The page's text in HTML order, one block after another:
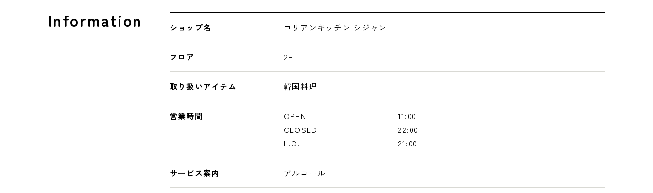
Information ショップ名 コリアンキッチン シジャン
フロア 2F
取り扱いアイテム 韓国料理
営業時間 OPEN
11:00
CLOSED
22:00
L.O.
21:00
サービス案内 アルコール